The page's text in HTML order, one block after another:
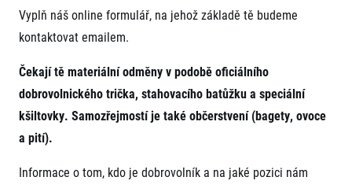
EuroHeroes Challenge 2024
EuroHeroes Challenge 2023
Systém bodování
Pro běžce
Pravidla a všeobecné informace
Vše k pojištění
Přeregistrace na jiného závodníka
Pověření k vyzvednutí čísla
Vaše Fotografie
Inspirace
Příběhy běžců
RunCzech Story
AIMS Race Calendar
Komunity
Prvoběžci
RunCzech Stars
Charita
Seznam neziskových organizací
Vyplň náš online formulář, na jehož základě tě budeme
kontaktovat emailem.
Čekají tě materiální odměny v podobě oficiálního
dobrovolnického trička, stahovacího batůžku a speciální
kšiltovky. Samozřejmostí je také občerstvení (bagety, ovoce
a pití).
Informace o tom, kdo je dobrovolník a na jaké pozici nám